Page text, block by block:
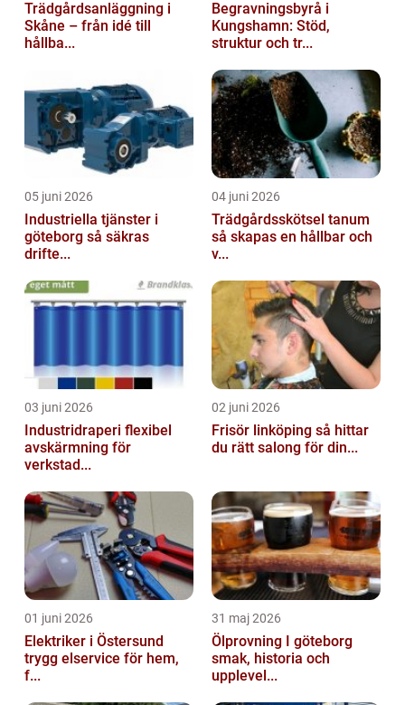
Trädgårdsanläggning i
Skåne – från idé till
hållba...
Begravningsbyrå i
Kungshamn: Stöd,
struktur och tr...
05 juni 2026
Industriella tjänster i
göteborg så säkras
drifte...
04 juni 2026
Trädgårdsskötsel tanum
så skapas en hållbar och
v...
03 juni 2026
Industridraperi flexibel
avskärmning för
verkstad...
02 juni 2026
Frisör linköping så hittar
du rätt salong för din...
01 juni 2026
Elektriker i Östersund
trygg elservice för hem,
f...
31 maj 2026
Ölprovning I göteborg
smak, historia och
upplevel...